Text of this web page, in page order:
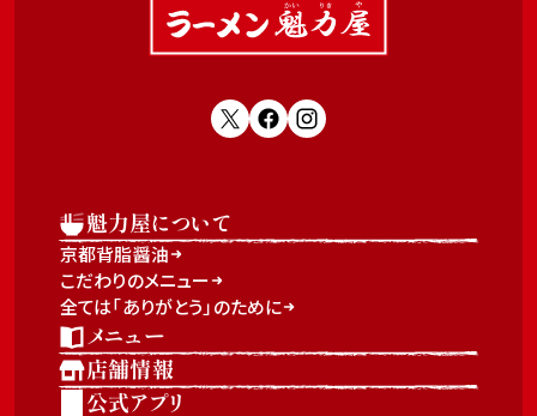
魁力屋について
京都背脂醤油
こだわりのメニュー
全ては「ありがとう」のために
メニュー
店舗情報
公式アプリ